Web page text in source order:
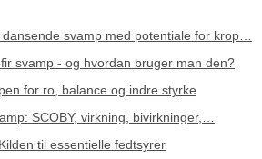
svamp med potentiale for krop…
svamp - og hvordan bruger man den?
for ro, balance og indre styrke
SCOBY, virkning, bivirkninger,…
til essentielle fedtsyrer